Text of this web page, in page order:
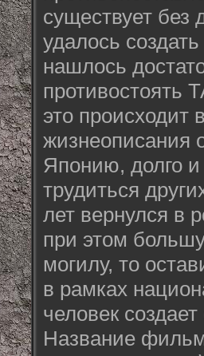
существует без
удалось
нашлось
противостоять
это происходит
жизнеописания
Японию, долго и
трудиться
лет вернулся в
при этом
могилу, то
в рамках
человек
Название